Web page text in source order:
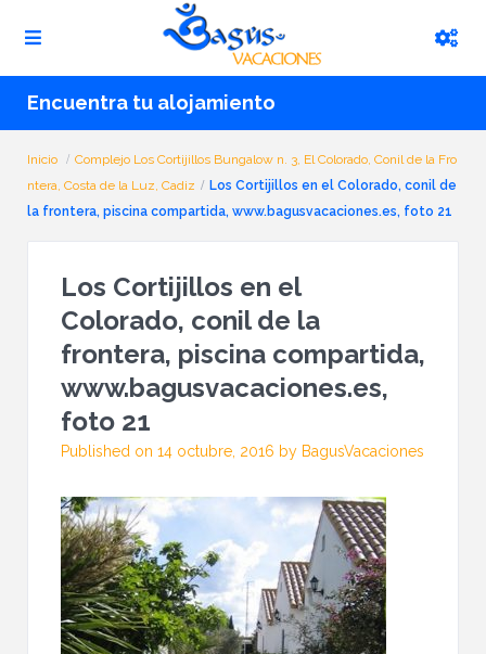
Encuentra tu alojamiento
Inicio
Complejo Los Cortijillos Bungalow n. 3, El Colorado, Conil de la Fro
ntera, Costa de la Luz, Cadiz
Los Cortijillos en el Colorado, conil de
la frontera, piscina compartida, www.bagusvacaciones.es, foto 21
Los Cortijillos en el
Colorado, conil de la
frontera, piscina compartida,
www.bagusvacaciones.es,
foto 21
Published on 14 octubre, 2016 by BagusVacaciones